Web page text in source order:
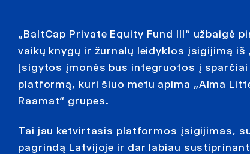
„BaltCap Private Equity Fund III“ užbaigė
vaikų knygų ir žurnalų leidyklos įsigijimą iš
Įsigytos įmonės bus integruotos į sparčiai
platformą, kuri šiuo metu apima „Alma
Raamat“ grupes.
Tai jau ketvirtasis platformos įsigijimas,
pagrindą Latvijoje ir dar labiau